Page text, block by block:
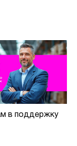
в поддержку